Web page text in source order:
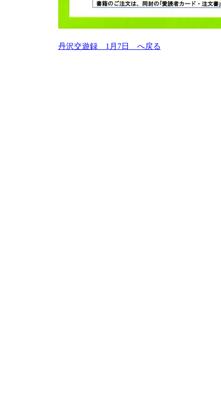
丹沢交遊録 1月7日 へ戻る